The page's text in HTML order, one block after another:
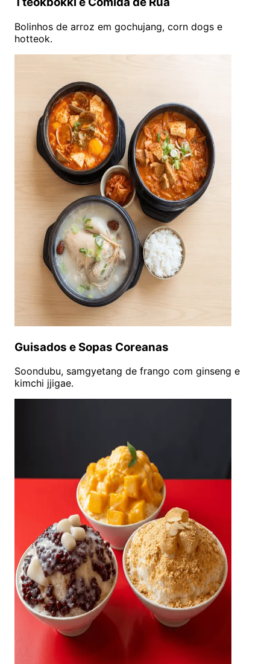
Bolinhos de arroz em gochujang, corn dogs e
hotteok.
Guisados e Sopas Coreanas
Soondubu, samgyetang de frango com ginseng e
kimchi jjigae.